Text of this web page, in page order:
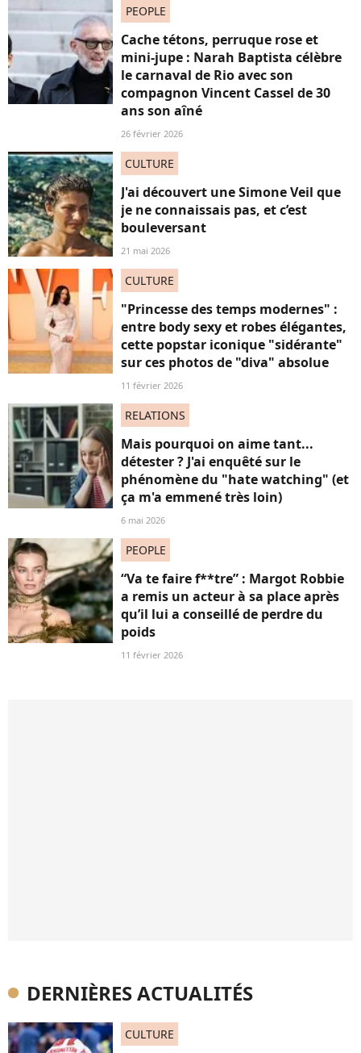
PEOPLE
Cache tétons, perruque rose et
mini-jupe : Narah Baptista célèbre
le carnaval de Rio avec son
compagnon Vincent Cassel de 30
ans son aîné
26 février 2026
CULTURE
J'ai découvert une Simone Veil que
je ne connaissais pas, et c’est
bouleversant
21 mai 2026
CULTURE
"Princesse des temps modernes" :
entre body sexy et robes élégantes,
cette popstar iconique "sidérante"
sur ces photos de "diva" absolue
11 février 2026
RELATIONS
Mais pourquoi on aime tant...
détester ? J'ai enquêté sur le
phénomène du "hate watching" (et
ça m'a emmené très loin)
6 mai 2026
PEOPLE
“Va te faire f**tre” : Margot Robbie
a remis un acteur à sa place après
qu’il lui a conseillé de perdre du
poids
11 février 2026
DERNIÈRES ACTUALITÉS
CULTURE